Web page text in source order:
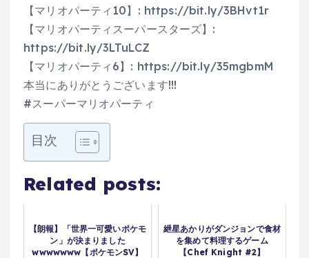
【マリオパーティ10】: https://bit.ly/3BHvt1r
【マリオパーティスーパースターズ】:
https://bit.ly/3LTuLCZ
【マリオパーティ6】: https://bit.ly/35mgbmM
本当にありがとうございます!!!
#スーパーマリオパーティ
目次
Related posts:
【朗報】「世界一可愛いポケモ
ン」が決まりました
wwwwwww【ポケモンSV】
紲星あかりがダンジョンで食材
を集めて料理するゲーム
【Chef Knight #2】